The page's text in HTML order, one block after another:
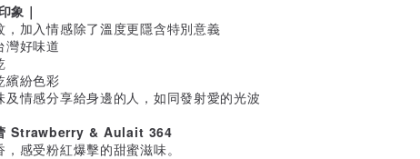
象｜
加入情感除了溫度更隱含特別意義
灣好味道
繽紛色彩
情感分享給身邊的人，如同發射愛的光波
Strawberry & Aulait 364
感受粉紅爆擊的甜蜜滋味。